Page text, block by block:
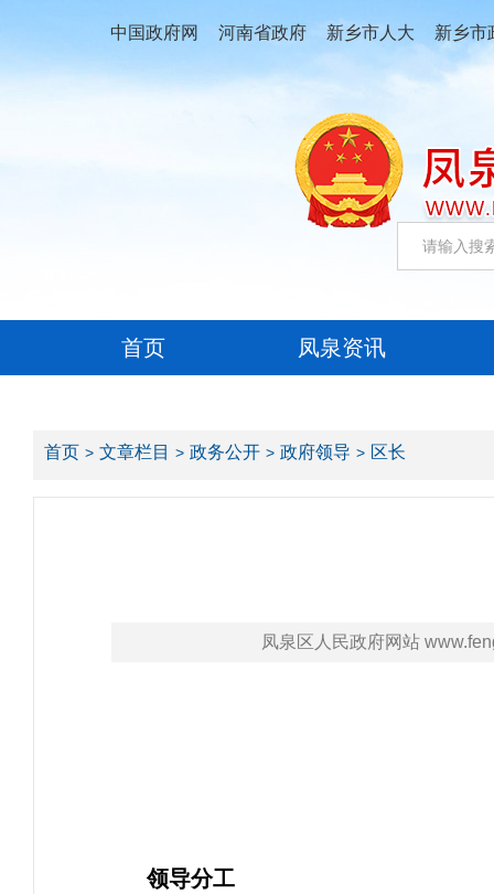
中国政府网 河南省政府 新乡市人大 新乡市
首页 凤泉资讯
首页 文章栏目 政务公开 政府领导 区长
凤泉区人民政府网站
领导分工